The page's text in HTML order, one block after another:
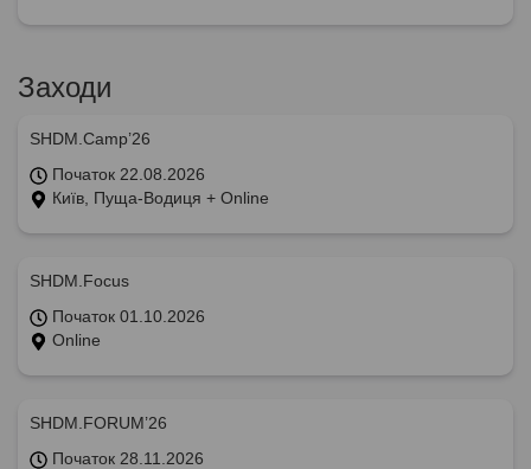
Заходи
SHDM.Camp’26
Початок 22.08.2026
Київ, Пуща-Водиця + Online
SHDM.Focus
Початок 01.10.2026
Online
SHDM.FORUM’26
Початок 28.11.2026